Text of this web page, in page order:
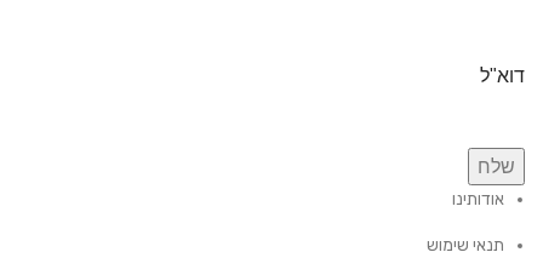
דוא"ל
שלח
אודותינו
תנאי שימוש